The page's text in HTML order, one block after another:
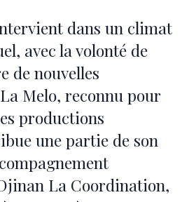
dans un climat
avec la volonté de
de nouvelles
Melo, reconnu pour
productions
une partie de son
La Coordination,